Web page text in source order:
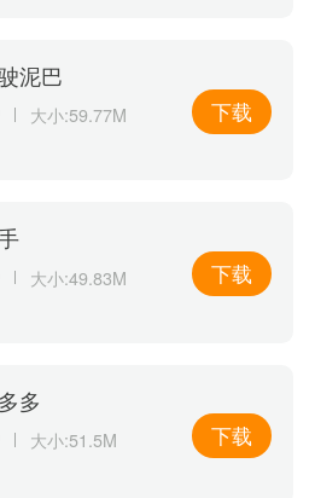
泥巴
大小:59.77M 下载
大小:49.83M 下载
多
大小:51.5M 下载